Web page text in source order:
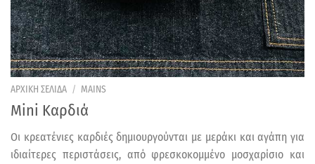
ΑΡΧΙΚΗ ΣΕΛΙΔΑ / MAINS
Mini Καρδιά
Οι κρεατένιες καρδιές δημιουργούνται με μεράκι και αγάπη για
ιδιαίτερες περιστάσεις, από φρεσκοκομμένο μοσχαρίσιο και